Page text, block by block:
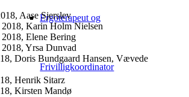
Ergoterapeut og
Frivilligkoordinator
Aase Sjerslev
2018, Karin Holm Nielsen
2018, Elene Bering
2018, Yrsa Dunvad
Doris Bundgaard Hansen, Vævede
Henrik Sitarz
Kirsten Mandø